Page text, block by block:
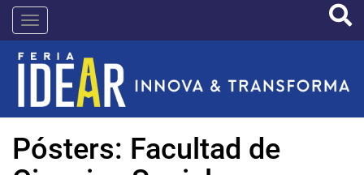
Pasar
contenido
principal
IDEAR
Pósters: Facultad de